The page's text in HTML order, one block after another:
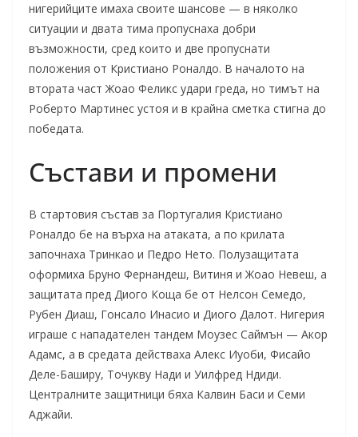
нигерийците имаха своите шансове — в няколко
ситуации и двата тима пропуснаха добри
възможности, сред които и две пропуснати
положения от Кристиано Роналдо. В началото на
втората част Жоао Феликс удари греда, но тимът на
Роберто Мартинес устоя и в крайна сметка стигна до
победата.
Състави и промени
В стартовия състав за Португалия Кристиано
Роналдо бе на върха на атаката, а по крилата
започнаха Тринкао и Педро Нето. Полузащитата
оформиха Бруно Фернандеш, Витиня и Жоао Невеш, а
защитата пред Диого Коща бе от Нелсон Семедо,
Рубен Диаш, Гонсало Инасио и Диого Далот. Нигерия
играше с нападателен тандем Моузес Саймън — Акор
Адамс, а в средата действаха Алекс Иуоби, Фисайо
Деле-Баширу, Точукву Нади и Уилфред Ндиди.
Централните защитници бяха Калвин Баси и Семи
Аджайи.